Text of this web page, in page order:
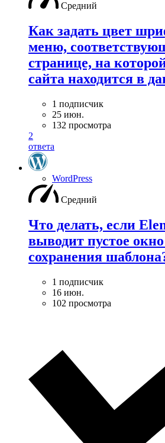
Средний
Как задать цвет
меню,
странице, на
сайта находится в
1 подписчик
25 июн.
132 просмотра
2
ответа
WordPress
Средний
Что делать, если
выводит пустое
сохранения
1 подписчик
16 июн.
102 просмотра